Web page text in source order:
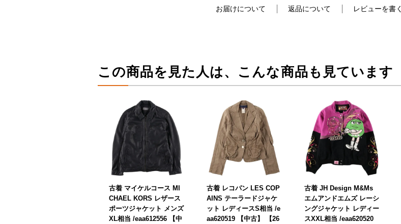
お届けについて 返品について レビューを書く
この商品を見た人は、こんな商品も見ています
古着 マイケルコース MI
CHAEL KORS レザース
ポーツジャケット メンズ
XL相当 /eaa612556 【中
古着 レコパン LES COP
AINS テーラードジャケ
ット レディースS相当 /e
aa620519 【中古】 【26
古着 JH Design M&Ms
エムアンドエムズ レーシ
ングジャケット レディー
スXXL相当 /eaa620520